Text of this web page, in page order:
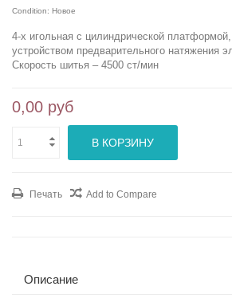
Condition: Новое
4-х игольная с цилиндрической
устройством предварительного натяжения
Скорость шитья – 4500 ст/мин
0,00 руб
В КОРЗИНУ
Печать Add to Compare
Описание